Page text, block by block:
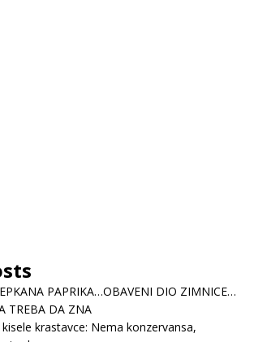
PAPRIKA…OBAVENI DIO ZIMNICE…
TREBA DA ZNA
krastavce: Nema konzervansa,